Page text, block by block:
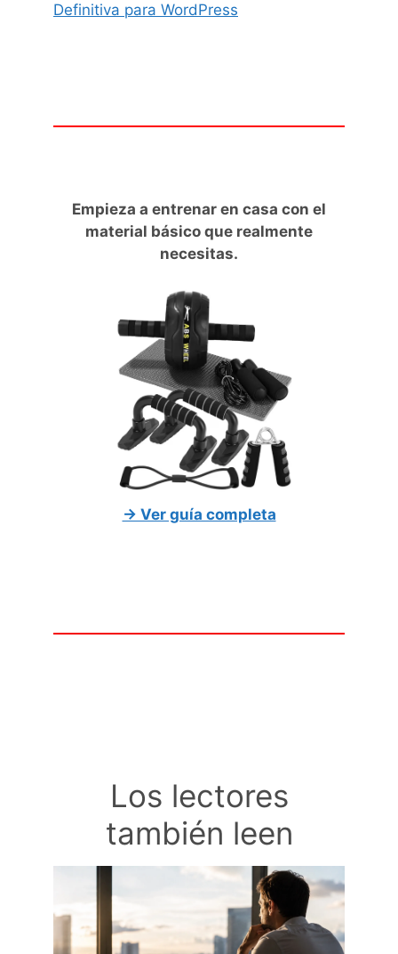
Definitiva para WordPress
Empieza a entrenar en casa con el
material básico que realmente
necesitas.
→ Ver guía completa
Los lectores
también leen